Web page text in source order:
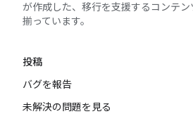
が作成した、移行を支援するコンテン
揃っています。
投稿
バグを報告
未解決の問題を見る